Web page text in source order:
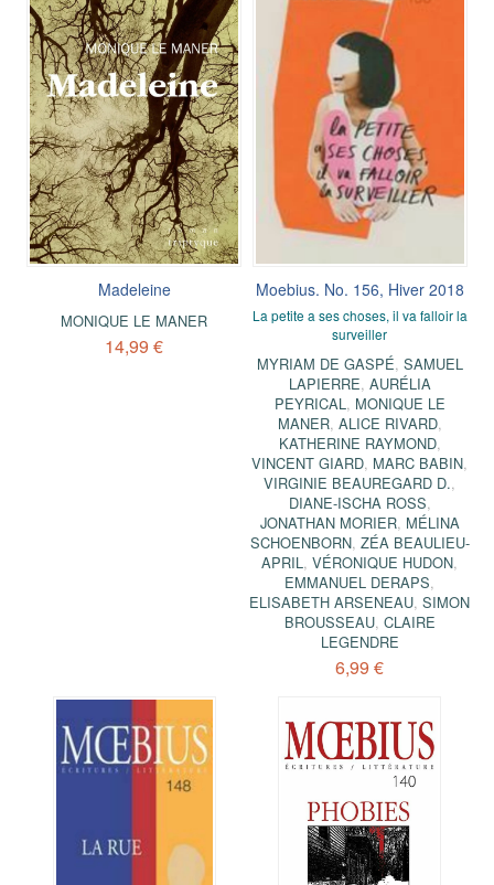
Madeleine
MONIQUE LE MANER
14,99 €
Moebius. No. 156, Hiver 2018
La petite a ses choses, il va falloir la
surveiller
MYRIAM DE GASPÉ, SAMUEL
LAPIERRE, AURÉLIA
PEYRICAL, MONIQUE LE
MANER, ALICE RIVARD,
KATHERINE RAYMOND,
VINCENT GIARD, MARC BABIN,
VIRGINIE BEAUREGARD D.,
DIANE-ISCHA ROSS,
JONATHAN MORIER, MÉLINA
SCHOENBORN, ZÉA BEAULIEU-
APRIL,VÉRONIQUE HUDON,
EMMANUEL DERAPS,
ELISABETH ARSENEAU,SIMON
BROUSSEAU, CLAIRE
LEGENDRE
6,99 €